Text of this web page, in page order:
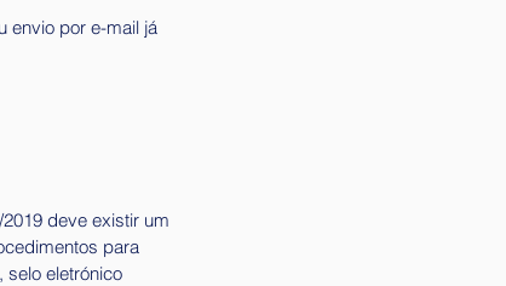
envio por e-mail já
deve existir um
para
selo eletrónico